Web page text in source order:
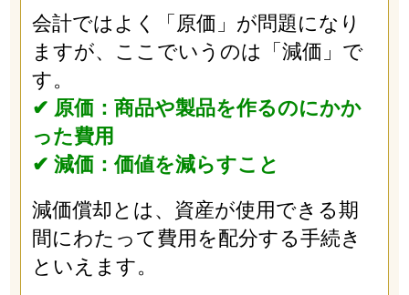
会計ではよく「原価」が問題になり
ますが、ここでいうのは「減価」で
す。
✔︎ 原価：商品や製品を作るのにかか
った費用
✔︎ 減価：価値を減らすこと
減価償却とは、資産が使用できる期
間にわたって費用を配分する手続き
といえます。